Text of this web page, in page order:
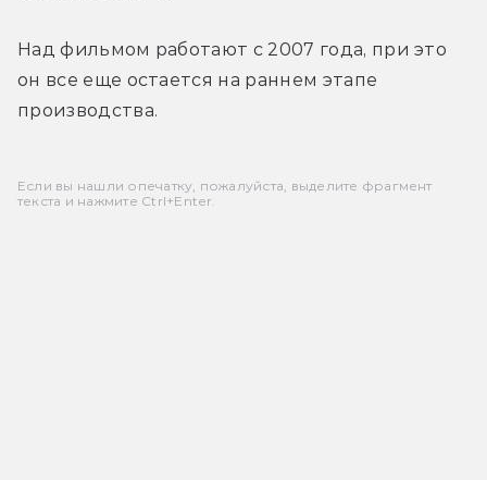
Над фильмом работают с 2007 года, при это
он все еще остается на раннем этапе
производства.
Если вы нашли опечатку, пожалуйста, выделите фрагмент
текста и нажмите Ctrl+Enter.